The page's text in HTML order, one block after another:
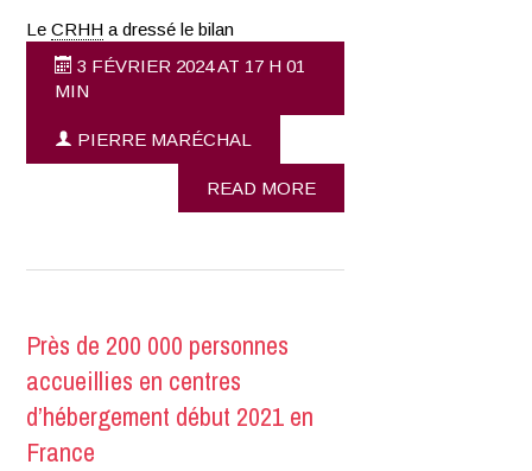
LeCRHH a dressé le bilan
3 FÉVRIER 2024 AT 17 H 01
MIN
PIERRE MARÉCHAL
READ MORE
Près de 200 000 personnes
accueillies en centres
d’hébergement début 2021 en
France